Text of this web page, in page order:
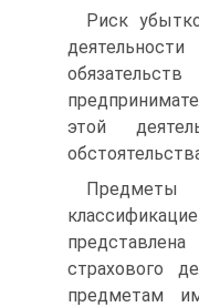
Риск
этой
Предметы
страхового
предметам